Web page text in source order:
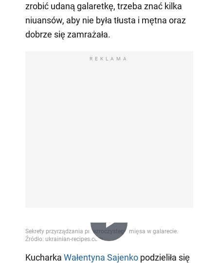
zrobić udaną galaretkę, trzeba znać kilka
niuansów, aby nie była tłusta i mętna oraz
dobrze się zamrażała.
REKLAMA
Play
Kucharka Wałentyna Sajenkopodzieliła się